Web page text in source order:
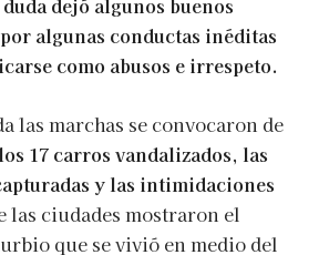
dejó algunos buenos
algunas conductas inéditas
como abusos e irrespeto.
las marchas se convocaron de
los 17 carros vandalizados, las
y las intimidaciones
las ciudades mostraron el
que se vivió en medio del